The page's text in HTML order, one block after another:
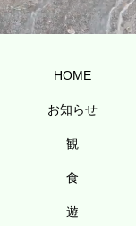
HOME
お知らせ
観
食
遊